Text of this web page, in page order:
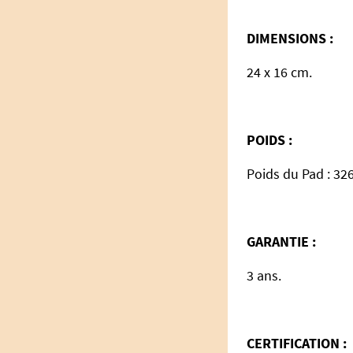
DIMENSIONS :
24 x 16 cm.
POIDS :
Poids du Pad :
GARANTIE :
3 ans.
CERTIFICATION :